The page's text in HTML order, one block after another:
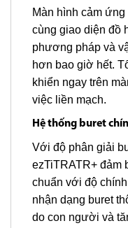
Màn hình cảm
cùng giao diện đồ
phương pháp và
hơn bao giờ hết.
khiển ngay trên
việc liền mạch.
Hệ thống buret
Với độ phân giải
ezTiTRATR+ đảm
chuẩn với độ
nhận dạng buret
do con người và